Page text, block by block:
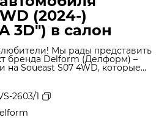
(2024-)
3D") в cалон
Мы рады представить
бренда Delform (Делформ) –
Soueast S07 4WD, которые
для вашего автомобиля.
технологию производства,
коврики из материала
который идеально подходит под
надежную защиту от
не все! Продукт Delform
2603/1